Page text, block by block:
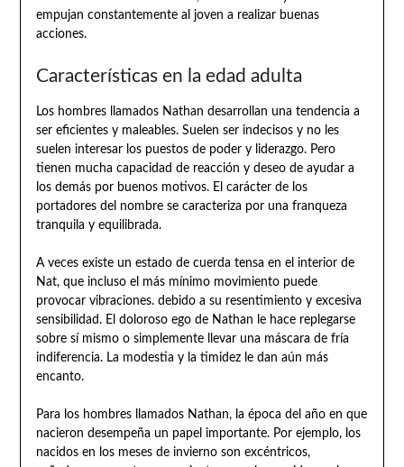
empujan constantemente al joven a realizar buenas
acciones.
Características en la edad adulta
Los hombres llamados Nathan desarrollan una tendencia a
ser eficientes y maleables. Suelen ser indecisos y no les
suelen interesar los puestos de poder y liderazgo. Pero
tienen mucha capacidad de reacción y deseo de ayudar a
los demás por buenos motivos. El carácter de los
portadores del nombre se caracteriza por una franqueza
tranquila y equilibrada.
A veces existe un estado de cuerda tensa en el interior de
Nat, que incluso el más mínimo movimiento puede
provocar vibraciones. debido a su resentimiento y excesiva
sensibilidad. El doloroso ego de Nathan le hace replegarse
sobre sí mismo o simplemente llevar una máscara de fría
indiferencia. La modestia y la timidez le dan aún más
encanto.
Para los hombres llamados Nathan, la época del año en que
nacieron desempeña un papel importante. Por ejemplo, los
nacidos en los meses de invierno son excéntricos,